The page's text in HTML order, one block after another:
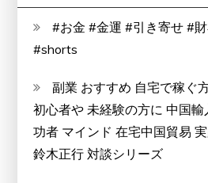
#お金 #金運 #引き寄せ #
#shorts
副業 おすすめ 自宅で稼ぐ
初心者や 未経験の方に 中国
功者 マインド 在宅中国貿易
鈴木正行 対談シリーズ